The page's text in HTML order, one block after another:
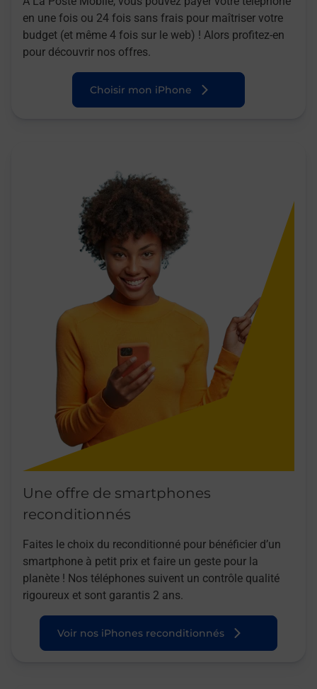
en une fois ou 24 fois sans frais pour maîtriser votre
budget (et même 4 fois sur le web) ! Alors profitez-en
pour découvrir nos offres.
Choisir mon iPhone
Une offre de smartphones
reconditionnés
Faites le choix du reconditionné pour bénéficier d’un
smartphone à petit prix et faire un geste pour la
planète ! Nos téléphones suivent un contrôle qualité
rigoureux et sont garantis 2 ans.
Voir nos iPhones reconditionnés